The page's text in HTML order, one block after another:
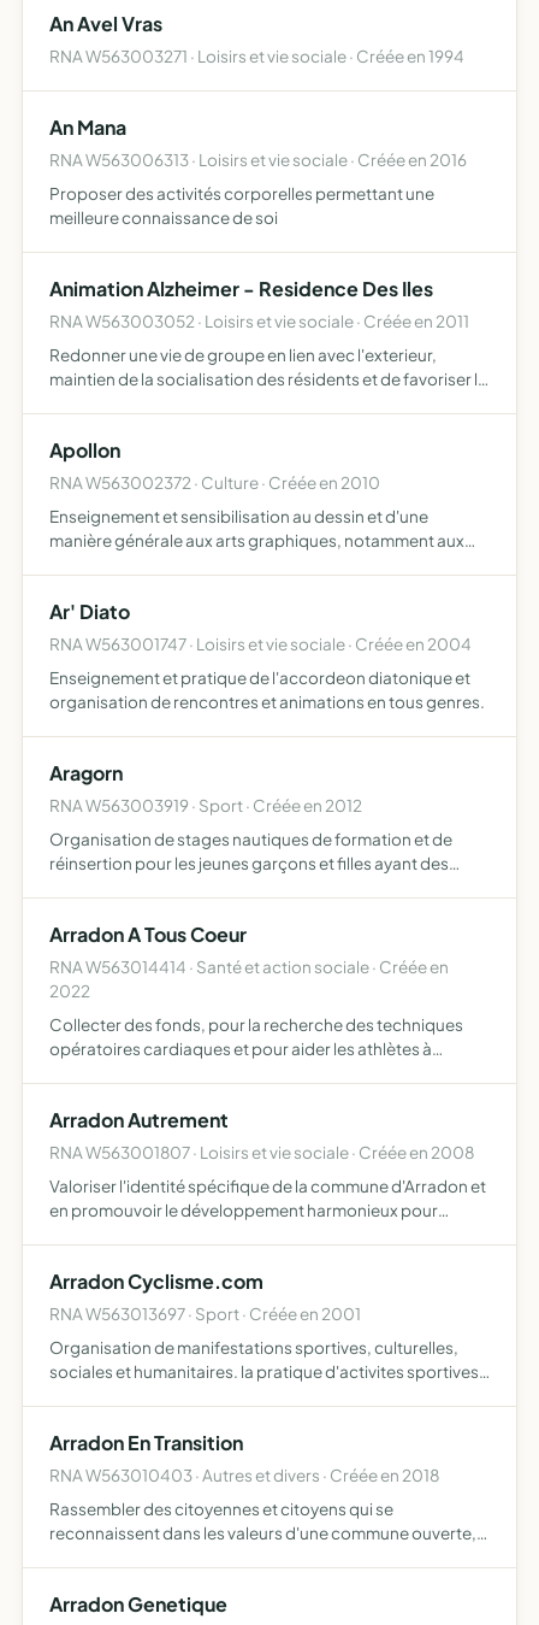
An Avel Vras
RNA W563003271 · Loisirs et vie sociale · Créée en 1994
An Mana
RNA W563006313 · Loisirs et vie sociale · Créée en 2016
Proposer des activités corporelles permettant une
meilleure connaissance de soi
Animation Alzheimer - Residence Des Iles
RNA W563003052 · Loisirs et vie sociale · Créée en 2011
Redonner une vie de groupe en lien avec l'exterieur,
maintien de la socialisation des résidents et de favoriser la
Apollon
RNA W563002372 · Culture · Créée en 2010
Enseignement et sensibilisation au dessin et d'une
manière générale aux arts graphiques, notamment aux
Ar' Diato
RNA W563001747 · Loisirs et vie sociale · Créée en 2004
Enseignement et pratique de l'accordeon diatonique et
organisation de rencontres et animations en tous genres.
Aragorn
RNA W563003919 · Sport · Créée en 2012
Organisation de stages nautiques de formation et de
réinsertion pour les jeunes garçons et filles ayant des
Arradon A Tous Coeur
RNA W563014414 · Santé et action sociale · Créée en
2022
Collecter des fonds, pour la recherche des techniques
opératoires cardiaques et pour aider les athlètes à
Arradon Autrement
RNA W563001807 · Loisirs et vie sociale · Créée en 2008
Valoriser l'identité spécifique de la commune d'Arradon et
en promouvoir le développement harmonieux pour
Arradon Cyclisme.com
RNA W563013697 · Sport · Créée en 2001
Organisation de manifestations sportives, culturelles,
sociales et humanitaires. la pratique d'activites sportives,
Arradon En Transition
RNA W563010403 · Autres et divers · Créée en 2018
Rassembler des citoyennes et citoyens qui se
reconnaissent dans les valeurs d'une commune ouverte,
proposition …
Arradon Genetique